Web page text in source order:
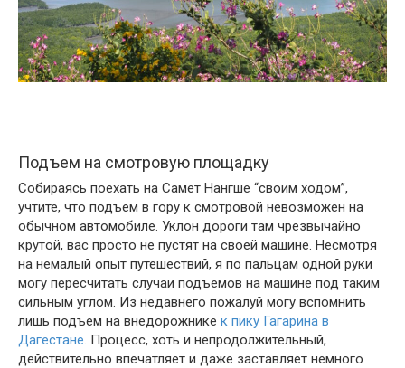
Подъем на смотровую площадку
Собираясь поехать на Самет Нангше “своим ходом”,
учтите, что подъем в гору к смотровой невозможен на
обычном автомобиле. Уклон дороги там чрезвычайно
крутой, вас просто не пустят на своей машине. Несмотря
на немалый опыт путешествий, я по пальцам одной руки
могу пересчитать случаи подъемов на машине под таким
сильным углом. Из недавнего пожалуй могу вспомнить
лишь подъем на внедорожнике к пику Гагарина в
Дагестане. Процесс, хоть и непродолжительный,
действительно впечатляет и даже заставляет немного